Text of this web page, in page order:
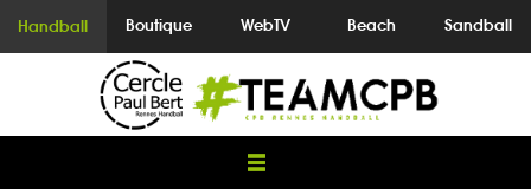
Handball Boutique WebTV Beach Sandball